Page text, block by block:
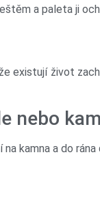
a paleta ji
existují život
nebo
kamna a do